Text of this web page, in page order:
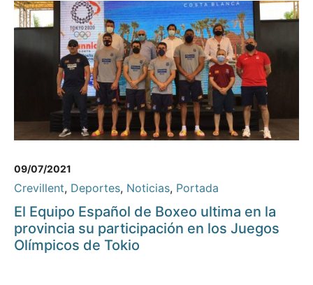
09/07/2021
Crevillent, Deportes, Noticias, Portada
El Equipo Español de Boxeo ultima en la
provincia su participación en los Juegos
Olímpicos de Tokio